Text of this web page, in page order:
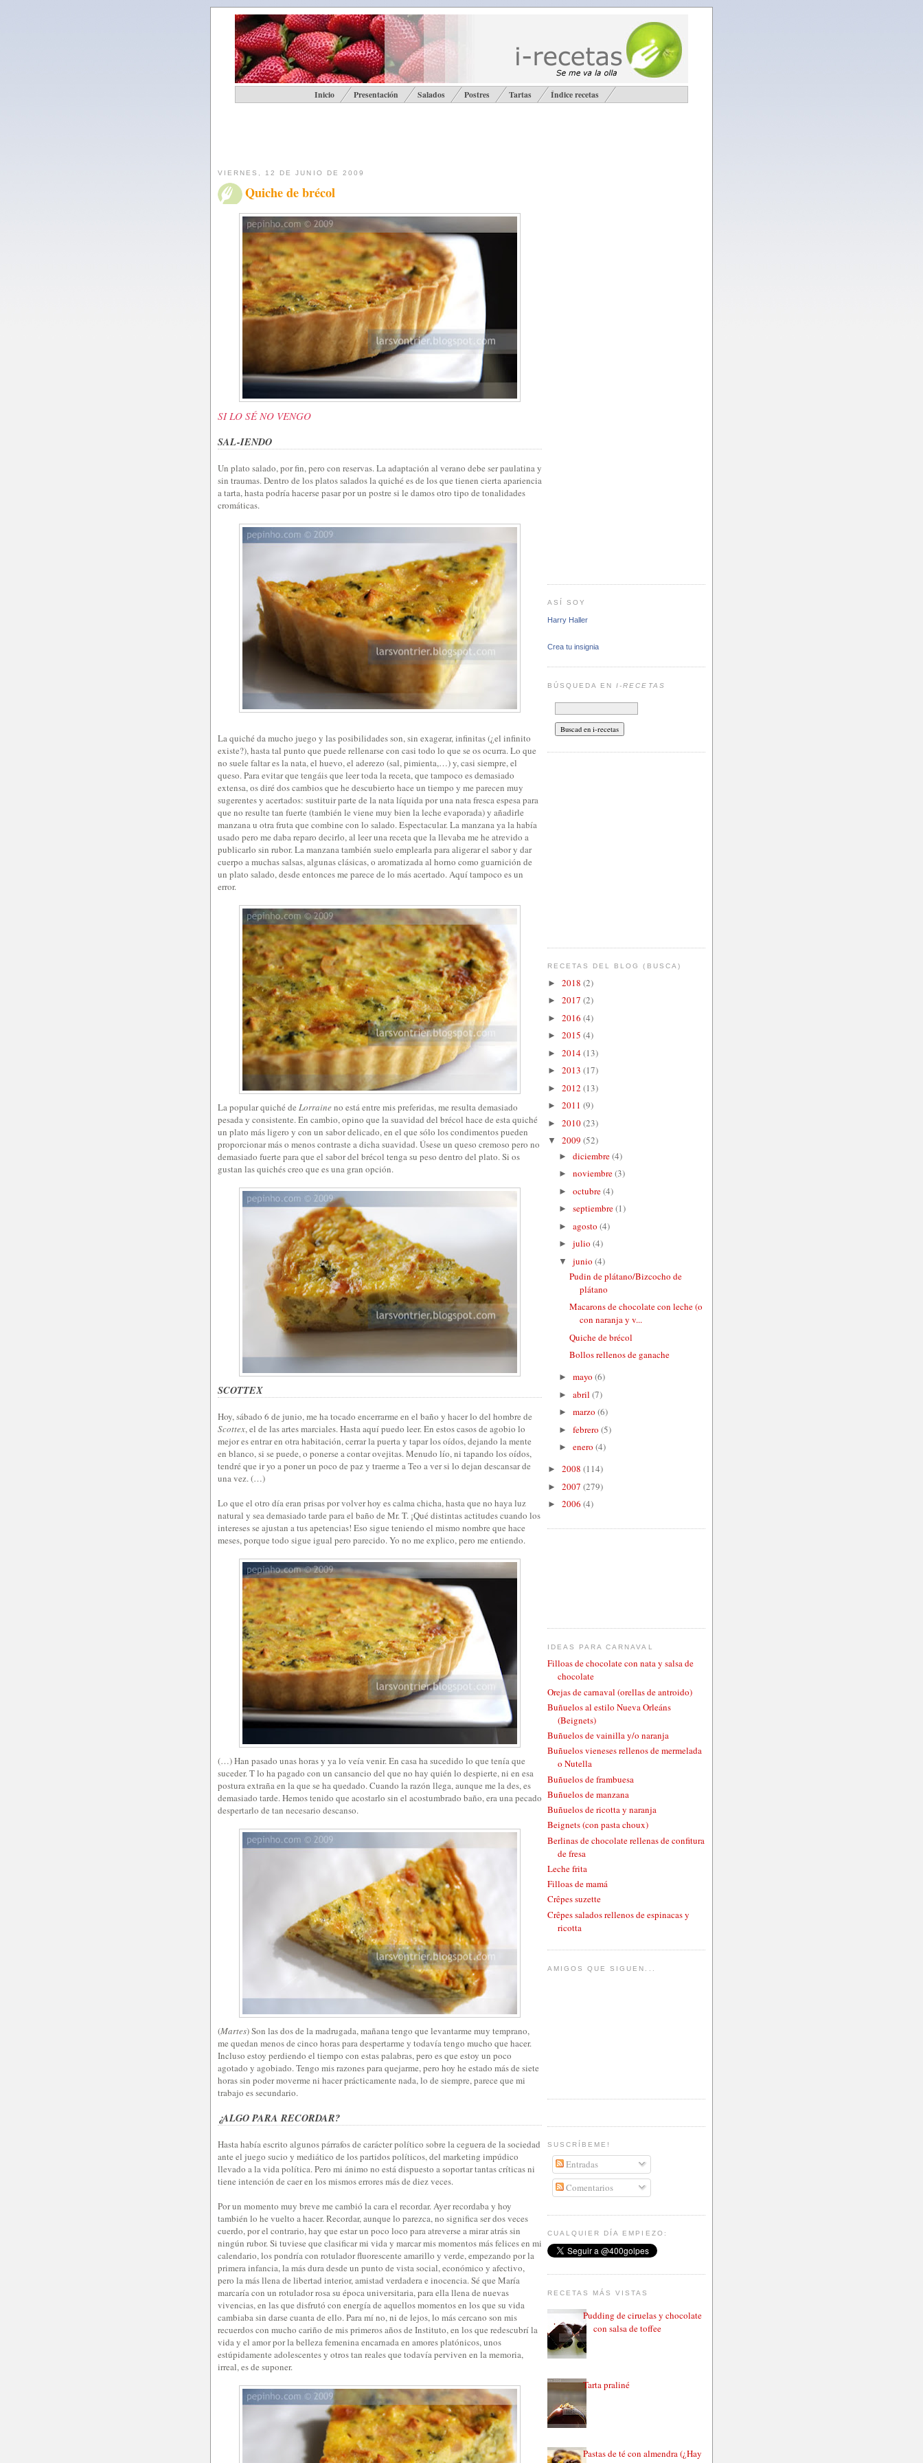
Inicio Presentación Salados Postres Tartas Índice recetas
VIERNES, 12 DE JUNIO DE 2009
Quiche de brécol
SI LO SÉ NO VENGO
SAL-IENDO
Un plato salado, por fin, pero con reservas. La adaptación al verano debe ser paulatina y
sin traumas. Dentro de los platos salados la quiché es de los que tienen cierta apariencia
a tarta, hasta podría hacerse pasar por un postre si le damos otro tipo de tonalidades
cromáticas.
La quiché da mucho juego y las posibilidades son, sin exagerar, infinitas (¿el infinito
existe?), hasta tal punto que puede rellenarse con casi todo lo que se os ocurra. Lo que
no suele faltar es la nata, el huevo, el aderezo (sal, pimienta,…) y, casi siempre, el
queso. Para evitar que tengáis que leer toda la receta, que tampoco es demasiado
extensa, os diré dos cambios que he descubierto hace un tiempo y me parecen muy
sugerentes y acertados: sustituir parte de la nata líquida por una nata fresca espesa para
que no resulte tan fuerte (también le viene muy bien la leche evaporada) y añadirle
manzana u otra fruta que combine con lo salado. Espectacular. La manzana ya la había
usado pero me daba reparo decirlo, al leer una receta que la llevaba me he atrevido a
publicarlo sin rubor. La manzana también suelo emplearla para aligerar el sabor y dar
cuerpo a muchas salsas, algunas clásicas, o aromatizada al horno como guarnición de
un plato salado, desde entonces me parece de lo más acertado. Aquí tampoco es un
error.
La popular quiché de Lorraineno está entre mis preferidas, me resulta demasiado
pesada y consistente. En cambio, opino que la suavidad del brécol hace de esta quiché
un plato más ligero y con un sabor delicado, en el que sólo los condimentos pueden
proporcionar más o menos contraste a dicha suavidad. Úsese un queso cremoso pero no
demasiado fuerte para que el sabor del brécol tenga su peso dentro del plato. Si os
gustan las quichés creo que es una gran opción.
SCOTTEX
Hoy, sábado 6 de junio, me ha tocado encerrarme en el baño y hacer lo del hombre de
Scottex, el de las artes marciales. Hasta aquí puedo leer. En estos casos de agobio lo
mejor es entrar en otra habitación, cerrar la puerta y tapar los oídos, dejando la mente
en blanco, si se puede, o ponerse a contar ovejitas. Menudo lío, ni tapando los oídos,
tendré que ir yo a poner un poco de paz y traerme a Teo a ver si lo dejan descansar de
una vez. (…)
Lo que el otro día eran prisas por volver hoy es calma chicha, hasta que no haya luz
natural y sea demasiado tarde para el baño de Mr. T. ¡Qué distintas actitudes cuando los
intereses se ajustan a tus apetencias! Eso sigue teniendo el mismo nombre que hace
meses, porque todo sigue igual pero parecido. Yo no me explico, pero me entiendo.
(…) Han pasado unas horas y ya lo veía venir. En casa ha sucedido lo que tenía que
suceder. T lo ha pagado con un cansancio del que no hay quién lo despierte, ni en esa
postura extraña en la que se ha quedado. Cuando la razón llega, aunque me la des, es
demasiado tarde. Hemos tenido que acostarlo sin el acostumbrado baño, era una pecado
despertarlo de tan necesario descanso.
(Martes) Son las dos de la madrugada, mañana tengo que levantarme muy temprano,
me quedan menos de cinco horas para despertarme y todavía tengo mucho que hacer.
Incluso estoy perdiendo el tiempo con estas palabras, pero es que estoy un poco
agotado y agobiado. Tengo mis razones para quejarme, pero hoy he estado más de siete
horas sin poder moverme ni hacer prácticamente nada, lo de siempre, parece que mi
trabajo es secundario.
¿ALGO PARA RECORDAR?
Hasta había escrito algunos párrafos de carácter político sobre la ceguera de la sociedad
ante el juego sucio y mediático de los partidos políticos, del marketing impúdico
llevado a la vida política. Pero mi ánimo no está dispuesto a soportar tantas críticas ni
tiene intención de caer en los mismos errores más de diez veces.
Por un momento muy breve me cambió la cara el recordar. Ayer recordaba y hoy
también lo he vuelto a hacer. Recordar, aunque lo parezca, no significa ser dos veces
cuerdo, por el contrario, hay que estar un poco loco para atreverse a mirar atrás sin
ningún rubor. Si tuviese que clasificar mi vida y marcar mis momentos más felices en mi
calendario, los pondría con rotulador fluorescente amarillo y verde, empezando por la
primera infancia, la más dura desde un punto de vista social, económico y afectivo,
pero la más llena de libertad interior, amistad verdadera e inocencia. Sé que María
marcaría con un rotulador rosa su época universitaria, para ella llena de nuevas
vivencias, en las que disfrutó con energía de aquellos momentos en los que su vida
cambiaba sin darse cuanta de ello. Para mí no, ni de lejos, lo más cercano son mis
recuerdos con mucho cariño de mis primeros años de Instituto, en los que redescubrí la
vida y el amor por la belleza femenina encarnada en amores platónicos, unos
estúpidamente adolescentes y otros tan reales que todavía perviven en la memoria,
irreal, es de suponer.
ASÍ SOY
Harry Haller
Crea tu insignia
BÚSQUEDA ENI-RECETAS
RECETAS DEL BLOG (BUSCA)
► 2018 (2)
► 2017 (2)
► 2016 (4)
► 2015 (4)
► 2014(13)
► 2013 (17)
► 2012 (13)
► 2011 (9)
► 2010(23)
▼ 2009 (52)
► diciembre(4)
► noviembre(3)
► octubre(4)
► septiembre(1)
► agosto (4)
► julio (4)
▼ junio (4)
Pudin de plátano/Bizcocho de
plátano
Macarons de chocolate con leche (o
con naranja y v...
Quiche de brécol
Bollos rellenos de ganache
► mayo (6)
► abril (7)
► marzo (6)
► febrero (5)
► enero (4)
► 2008 (114)
► 2007 (279)
► 2006 (4)
IDEAS PARA CARNAVAL
Filloas de chocolate con nata y salsa de
chocolate
Orejas de carnaval (orellas de antroido)
Buñuelos al estilo Nueva Orleáns
(Beignets)
Buñuelos de vainilla y/o naranja
Buñuelos vieneses rellenos de mermelada
o Nutella
Buñuelos de frambuesa
Buñuelos de manzana
Buñuelos de ricotta y naranja
Beignets (con pasta choux)
Berlinas de chocolate rellenas de confitura
de fresa
Leche frita
Filloas de mamá
Crêpes suzette
Crêpes salados rellenos de espinacas y
ricotta
AMIGOS QUE SIGUEN...
SUSCRÍBEME!
Entradas
Comentarios
CUALQUIER DÍA EMPIEZO:
RECETAS MÁS VISTAS
Pudding de ciruelas y chocolate
con salsa de toffee
Tarta praliné
Pastas de té con almendra (¿Hay